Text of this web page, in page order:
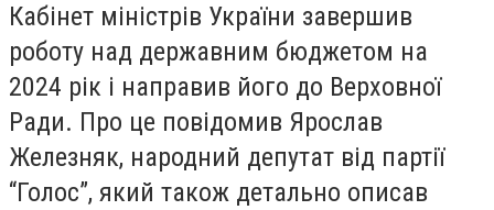
Кабінет міністрів України завершив
роботу над державним бюджетом на
2024 рік і направив його до Верховної
Ради. Про це повідомив Ярослав
Железняк, народний депутат від партії
“Голос”, який також детально описав